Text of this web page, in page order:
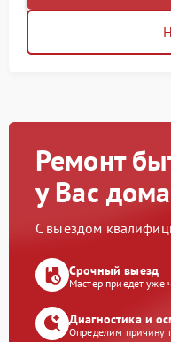
Ремонт
у Вас дома
С выездом
Срочный выезд
Мастер приедет уже
Диагностика и
Определим причину